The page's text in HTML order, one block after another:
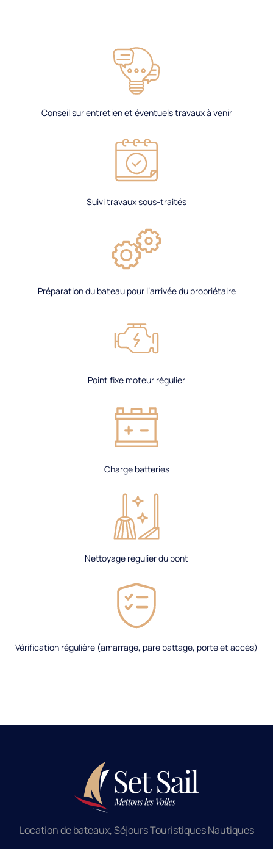
Conseil sur entretien et éventuels travaux à venir
Suivi travaux sous-traités
Préparation du bateau pour l’arrivée du propriétaire
Point fixe moteur régulier
Charge batteries​
Nettoyage régulier du pont​
Vérification régulière (amarrage, pare battage, porte et accès)​
Location de bateaux, Séjours Touristiques Nautiques